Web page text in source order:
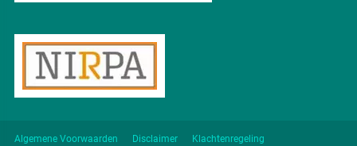
Algemene Voorwaarden Disclaimer Klachtenregeling